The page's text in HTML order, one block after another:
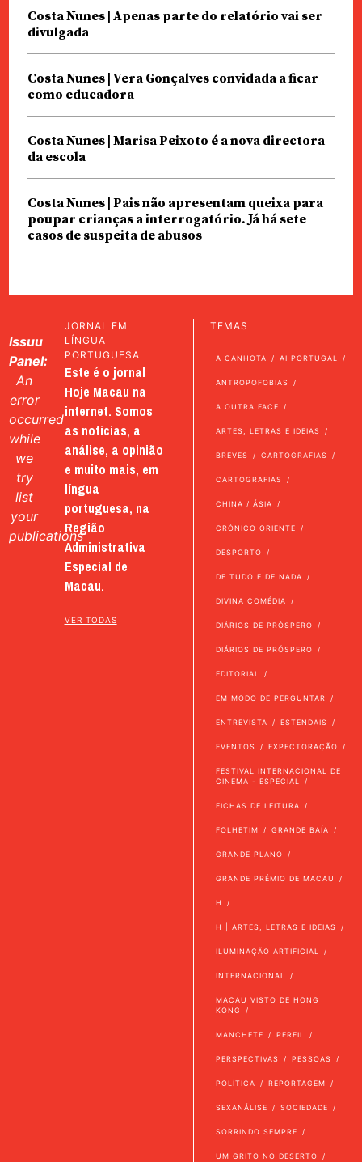
Costa Nunes | Apenas parte do relatório vai ser
divulgada
Costa Nunes | Vera Gonçalves convidada a ficar
como educadora
Costa Nunes | Marisa Peixoto é a nova directora
da escola
Costa Nunes | Pais não apresentam queixa para
poupar crianças a interrogatório. Já há sete
casos de suspeita de abusos
Issuu
Panel:
An
error
occurred
while
we
try
list
your
publications
JORNAL EM
LÍNGUA
PORTUGUESA
Este é o jornal
Hoje Macau na
internet. Somos
as notícias, a
análise, a opinião
e muito mais, em
língua
portuguesa, na
Região
Administrativa
Especial de
Macau.
VER TODAS
TEMAS
A CANHOTA AI PORTUGAL
ANTROPOFOBIAS
A OUTRA FACE
ARTES, LETRAS E IDEIAS
BREVES CARTOGRAFIAS
CARTOGRAFIAS
CHINA / ÁSIA
CRÓNICO ORIENTE
DESPORTO
DE TUDO E DE NADA
DIVINA COMÉDIA
DIÁRIOS DE PRÓSPERO
DIÁRIOS DE PRÓSPERO
EDITORIAL
EM MODO DE PERGUNTAR
ENTREVISTA ESTENDAIS
EVENTOS EXPECTORAÇÃO
FESTIVAL INTERNACIONAL DE
CINEMA - ESPECIAL
FICHAS DE LEITURA
FOLHETIM GRANDE BAÍA
GRANDE PLANO
GRANDE PRÉMIO DE MACAU
H
H | ARTES, LETRAS E IDEIAS
ILUMINAÇÃO ARTIFICIAL
INTERNACIONAL
MACAU VISTO DE HONG
KONG
MANCHETE PERFIL
PERSPECTIVAS PESSOAS
POLÍTICA REPORTAGEM
SEXANÁLISE SOCIEDADE
SORRINDO SEMPRE
UM GRITO NO DESERTO